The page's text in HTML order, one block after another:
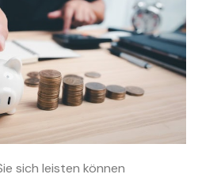
sich leisten können